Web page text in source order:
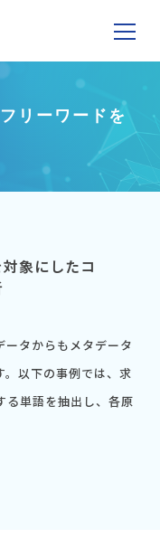
リーワードを
象にしたコ
タからもメタデータ
。以下の事例では、求
る単語を抽出し、各原